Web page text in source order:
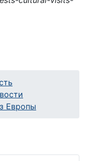
Европы